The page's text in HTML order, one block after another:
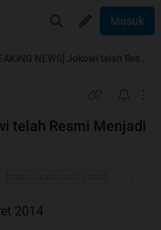
Masuk
telah Resmi Menjadi
2014